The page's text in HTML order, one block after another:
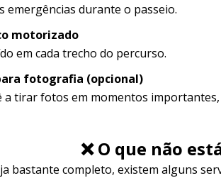
emergências durante o passeio.
motorizado
em cada trecho do percurso.
fotografia (opcional)
a tirar fotos em momentos
❌ O que não
bastante completo, existem alguns